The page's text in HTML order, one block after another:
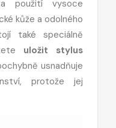
použití vysoce
kůže a odolného
také speciálně
uložit stylus
usnadňuje
protože jej